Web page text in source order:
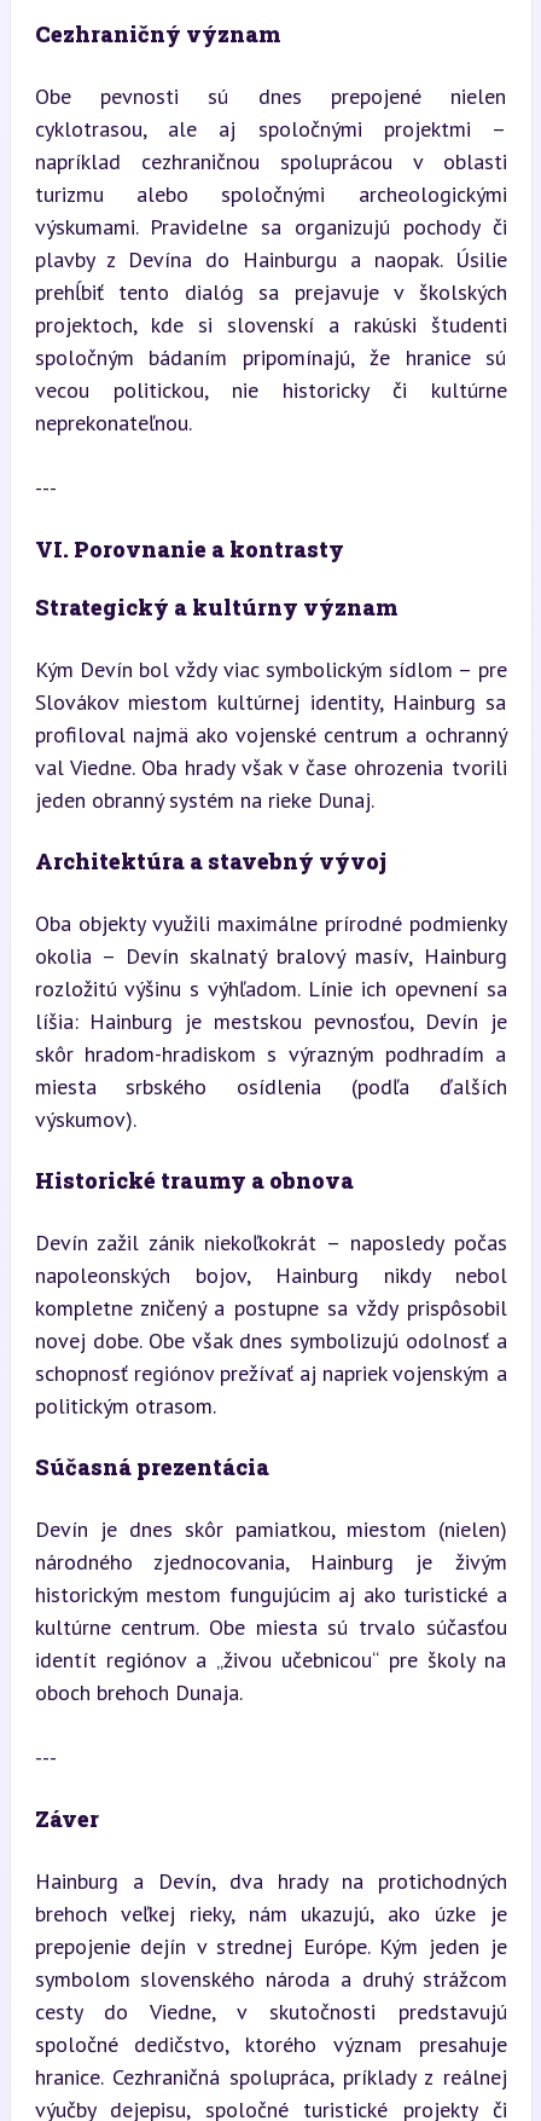
Cezhraničný význam
Obe pevnosti sú dnes prepojené nielen
cyklotrasou, ale aj spoločnými projektmi –
napríklad cezhraničnou spoluprácou v oblasti
turizmu alebo spoločnými archeologickými
výskumami. Pravidelne sa organizujú pochody či
plavby z Devína do Hainburgu a naopak. Úsilie
prehĺbiť tento dialóg sa prejavuje v školských
projektoch, kde si slovenskí a rakúski študenti
spoločným bádaním pripomínajú, že hranice sú
vecou politickou, nie historicky či kultúrne
neprekonateľnou.
---
VI. Porovnanie a kontrasty
Strategický a kultúrny význam
Kým Devín bol vždy viac symbolickým sídlom – pre
Slovákov miestom kultúrnej identity, Hainburg sa
profiloval najmä ako vojenské centrum a ochranný
val Viedne. Oba hrady však v čase ohrozenia tvorili
jeden obranný systém na rieke Dunaj.
Architektúra a stavebný vývoj
Oba objekty využili maximálne prírodné podmienky
okolia – Devín skalnatý bralový masív, Hainburg
rozložitú výšinu s výhľadom. Línie ich opevnení sa
líšia: Hainburg je mestskou pevnosťou, Devín je
skôr hradom-hradiskom s výrazným podhradím a
miesta srbského osídlenia (podľa ďalších
výskumov).
Historické traumy a obnova
Devín zažil zánik niekoľkokrát – naposledy počas
napoleonských bojov, Hainburg nikdy nebol
kompletne zničený a postupne sa vždy prispôsobil
novej dobe. Obe však dnes symbolizujú odolnosť a
schopnosť regiónov prežívať aj napriek vojenským a
politickým otrasom.
Súčasná prezentácia
Devín je dnes skôr pamiatkou, miestom (nielen)
národného zjednocovania, Hainburg je živým
historickým mestom fungujúcim aj ako turistické a
kultúrne centrum. Obe miesta sú trvalo súčasťou
identít regiónov a „živou učebnicou“ pre školy na
oboch brehoch Dunaja.
---
Záver
Hainburg a Devín, dva hrady na protichodných
brehoch veľkej rieky, nám ukazujú, ako úzke je
prepojenie dejín v strednej Európe. Kým jeden je
symbolom slovenského národa a druhý strážcom
cesty do Viedne, v skutočnosti predstavujú
spoločné dedičstvo, ktorého význam presahuje
hranice. Cezhraničná spolupráca, príklady z reálnej
výučby dejepisu, spoločné turistické projekty či